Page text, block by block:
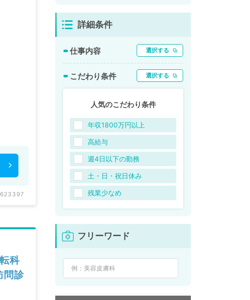
科
問診
詳細条件
仕事内容 選択する
こだわり条件 選択する
人気のこだわり条件
年収1800万円以上
高給与
週4日以下の勤務
土・日・祝日休み
残業少なめ
フリーワード